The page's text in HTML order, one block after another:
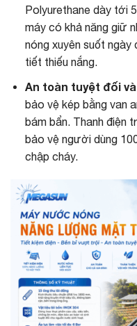
Polyurethane dày tới
máy có khả năng giữ
nóng xuyên suốt
tiết thiếu nắng.
An toàn tuyệt đối
bảo vệ kép bằng van
bám bẩn. Thanh điện
bảo vệ người dùng
chập cháy.